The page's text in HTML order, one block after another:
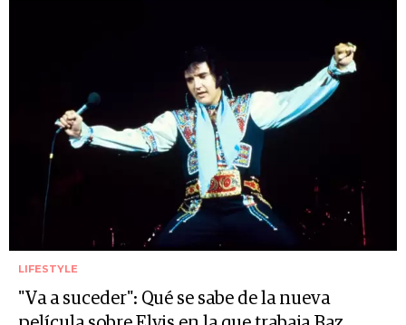
LIFESTYLE
"Va a suceder": Qué se sabe de la nueva